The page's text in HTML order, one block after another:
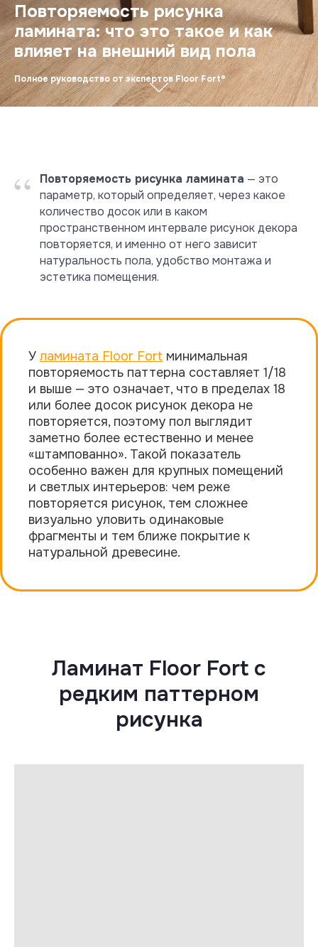
Повторяемость рисунка
ламината: что это такое и как
влияет на внешний вид пола
Полное руководство от экспертов Floor Fort®
“ Повторяемость рисунка ламината — это
параметр, который определяет, через какое
количество досок или в каком
пространственном интервале рисунок декора
повторяется, и именно от него зависит
натуральность пола, удобство монтажа и
эстетика помещения.
У ламината Floor Fort минимальная
повторяемость паттерна составляет 1/18
и выше — это означает, что в пределах 18
или более досок рисунок декора не
повторяется, поэтому пол выглядит
заметно более естественно и менее
«штампованно». Такой показатель
особенно важен для крупных помещений
и светлых интерьеров: чем реже
повторяется рисунок, тем сложнее
визуально уловить одинаковые
фрагменты и тем ближе покрытие к
натуральной древесине.
Ламинат Floor Fort с
редким паттерном
рисунка